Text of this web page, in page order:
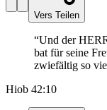
Vers Teilen
“Und der
bat für seine
zwiefältig so
Hiob 42:10